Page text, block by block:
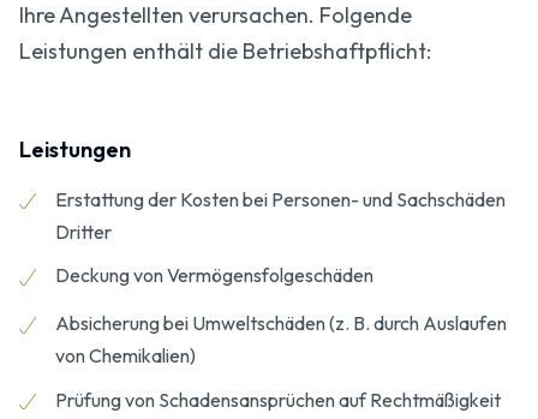
Ihre Angestellten verursachen. Folgende
Leistungen enthält die Betriebshaftpflicht:
Leistungen
Erstattung der Kosten bei Personen- und Sachschäden
Dritter
Deckung von Vermögensfolgeschäden
Absicherung bei Umweltschäden (z. B. durch Auslaufen
von Chemikalien)
Prüfung von Schadensansprüchen auf Rechtmäßigkeit